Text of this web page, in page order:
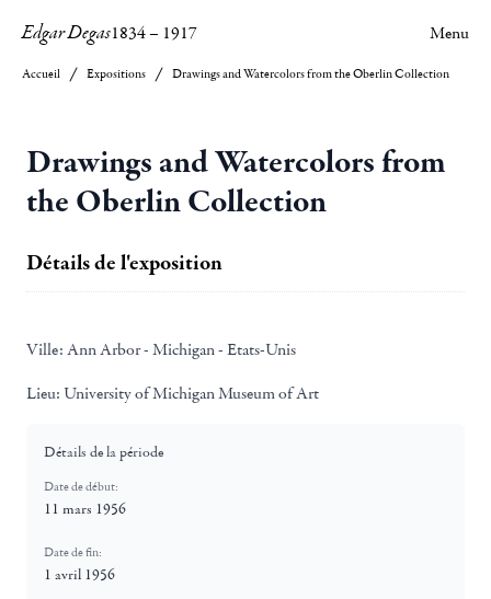
Edgar Degas1834– 1917 Menu
Accueil Expositions Drawings and Watercolors from the Oberlin Collection
Drawings and Watercolors from
the Oberlin Collection
Détails de l'exposition
Ville: Ann Arbor - Michigan - Etats-Unis
Lieu: University of Michigan Museum of Art
Détails de la période
Date de début:
11 mars 1956
Date de fin:
1 avril 1956